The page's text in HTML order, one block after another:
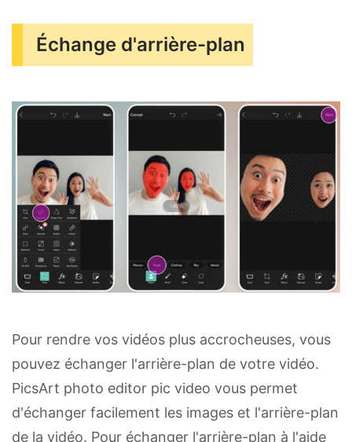
Échange d'arrière-plan
Pour rendre vos vidéos plus accrocheuses, vous
pouvez échanger l'arrière-plan de votre vidéo.
PicsArt photo editor pic video vous permet
d'échanger facilement les images et l'arrière-plan
de la vidéo. Pour échanger l'arrière-plan à l'aide